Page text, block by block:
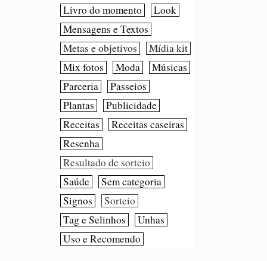
Livro do momento
Look
Mensagens e Textos
Metas e objetivos
Mídia kit
Mix fotos
Moda
Músicas
Parceria
Passeios
Plantas
Publicidade
Receitas
Receitas caseiras
Resenha
Resultado de sorteio
Saúde
Sem categoria
Signos
Sorteio
Tag e Selinhos
Unhas
Uso e Recomendo